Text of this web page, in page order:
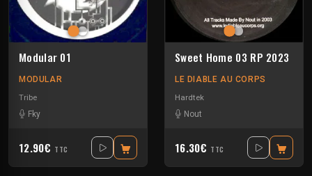
Modular 01
MODULAR
Tribe
Fky
12.90€ TTC
Sweet Home 03 RP 2023
LE DIABLE AU CORPS
Hardtek
Nout
16.30€ TTC